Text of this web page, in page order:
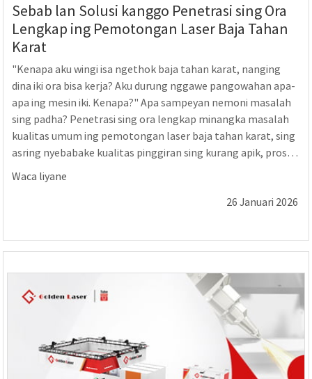
Sebab lan Solusi kanggo Penetrasi sing Ora
Lengkap ing Pemotongan Laser Baja Tahan
Karat
"Kenapa aku wingi isa ngethok baja tahan karat, nanging
dina iki ora bisa kerja? Aku durung nggawe pangowahan apa-
apa ing mesin iki. Kenapa?" Apa sampeyan nemoni masalah
sing padha? Penetrasi sing ora lengkap minangka masalah
kualitas umum ing pemotongan laser baja tahan karat, sing
asring nyebabake kualitas pinggiran sing kurang apik, proses
sekunder, lan efisiensi produksi sing suda. Sanajan parameter
pemotongan ing sistem kontrol CNC bisa uga...
Waca liyane
26 Januari 2026